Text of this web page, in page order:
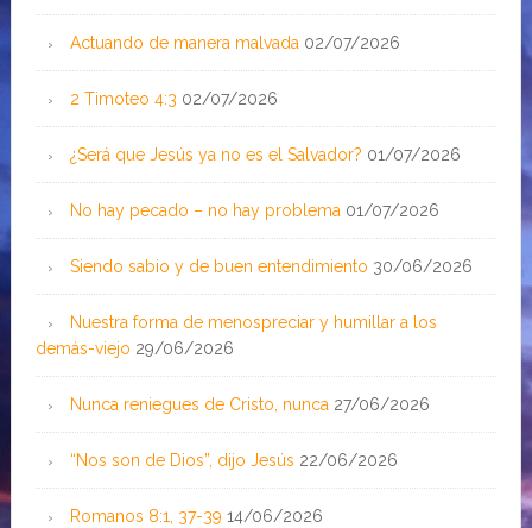
Actuando de manera malvada 02/07/2026
2 Timoteo 4:3 02/07/2026
¿Será que Jesús ya no es el Salvador? 01/07/2026
No hay pecado – no hay problema 01/07/2026
Siendo sabio y de buen entendimiento 30/06/2026
Nuestra forma de menospreciar y humillar a los
demás-viejo 29/06/2026
Nunca reniegues de Cristo, nunca 27/06/2026
“Nos son de Dios”, dijo Jesús 22/06/2026
Romanos 8:1, 37-39 14/06/2026